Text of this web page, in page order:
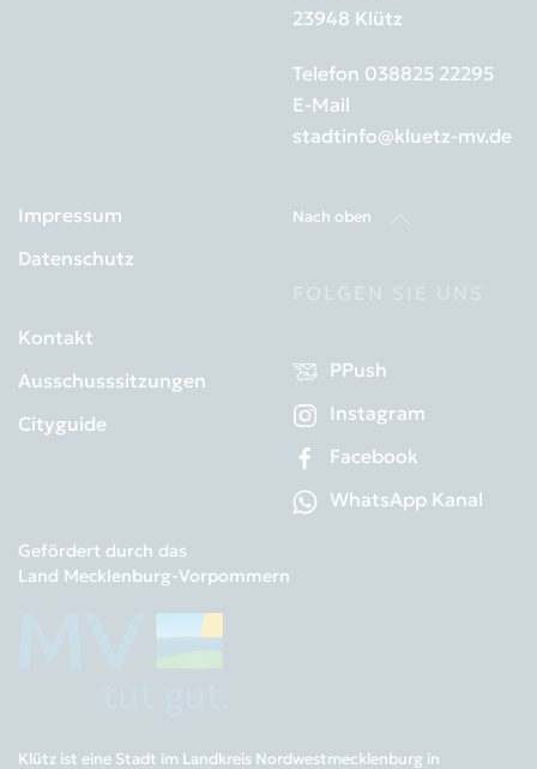
23948 Klütz
Telefon 038825 22295
E-Mail
stadtinfo@kluetz-mv.de
Impressum
Datenschutz
Kontakt
Ausschusssitzungen
Cityguide
Nach oben
PPush
Instagram
Facebook
WhatsApp Kanal
Gefördert durch das
Land Mecklenburg-Vorpommern
Klütz ist eine Stadt im Landkreis Nordwestmecklenburg in